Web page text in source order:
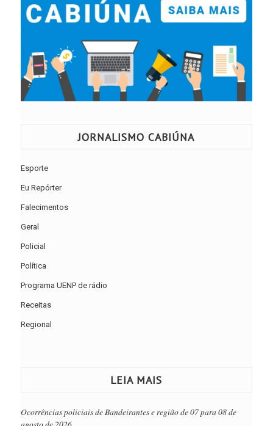
JORNALISMO CABIÚNA
Esporte
Eu Repórter
Falecimentos
Geral
Policial
Política
Programa UENP de rádio
Receitas
Regional
LEIA MAIS
Ocorrências policiais de Bandeirantes e região de 07 para 08 de